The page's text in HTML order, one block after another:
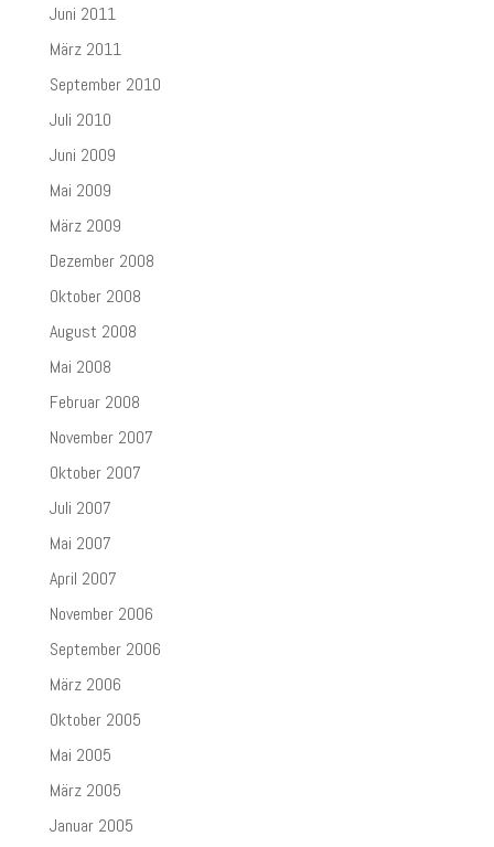
Juni 2011
März 2011
September 2010
Juli 2010
Juni 2009
Mai 2009
März 2009
Dezember 2008
Oktober 2008
August 2008
Mai 2008
Februar 2008
November 2007
Oktober 2007
Juli 2007
Mai 2007
April 2007
November 2006
September 2006
März 2006
Oktober 2005
Mai 2005
März 2005
Januar 2005